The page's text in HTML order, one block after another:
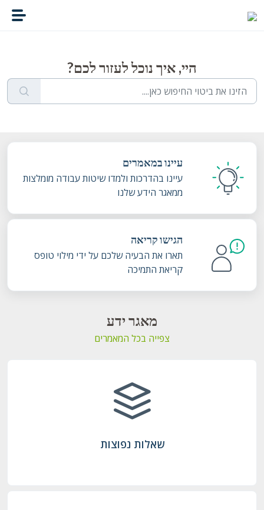
היי, איך נוכל לעזור לכם?
עיינו במאמרים
עיינו בהדרכות ולמדו שיטות עבודה מומלצות
ממאגר הידע שלנו
הגישו קריאה
תארו את הבעיה שלכם על ידי מילוי טופס
קריאת התמיכה
מאגר ידע
צפייה בכל המאמרים
שאלות נפוצות